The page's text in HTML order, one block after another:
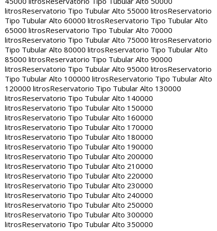
litrosReservatorio Tipo Tubular Alto 55000 litrosReservatorio
Tipo Tubular Alto 60000 litrosReservatorio Tipo Tubular Alto
65000 litrosReservatorio Tipo Tubular Alto 70000
litrosReservatorio Tipo Tubular Alto 75000 litrosReservatorio
Tipo Tubular Alto 80000 litrosReservatorio Tipo Tubular Alto
85000 litrosReservatorio Tipo Tubular Alto 90000
litrosReservatorio Tipo Tubular Alto 95000 litrosReservatorio
Tipo Tubular Alto 100000 litrosReservatorio Tipo Tubular Alto
120000 litrosReservatorio Tipo Tubular Alto 130000
litrosReservatorio Tipo Tubular Alto 140000
litrosReservatorio Tipo Tubular Alto 150000
litrosReservatorio Tipo Tubular Alto 160000
litrosReservatorio Tipo Tubular Alto 170000
litrosReservatorio Tipo Tubular Alto 180000
litrosReservatorio Tipo Tubular Alto 190000
litrosReservatorio Tipo Tubular Alto 200000
litrosReservatorio Tipo Tubular Alto 210000
litrosReservatorio Tipo Tubular Alto 220000
litrosReservatorio Tipo Tubular Alto 230000
litrosReservatorio Tipo Tubular Alto 240000
litrosReservatorio Tipo Tubular Alto 250000
litrosReservatorio Tipo Tubular Alto 300000
litrosReservatorio Tipo Tubular Alto 350000